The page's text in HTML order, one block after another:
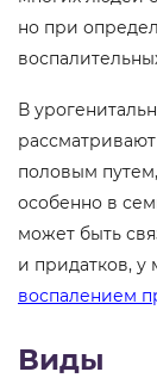
но при
В
половым
особенно в
может быть
и придатков,
воспалением
Виды